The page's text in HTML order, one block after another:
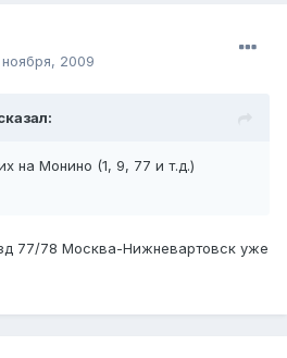
2009
на Монино (1, 9, 77 и т.д.)
77/78 Москва-Нижневартовск уже